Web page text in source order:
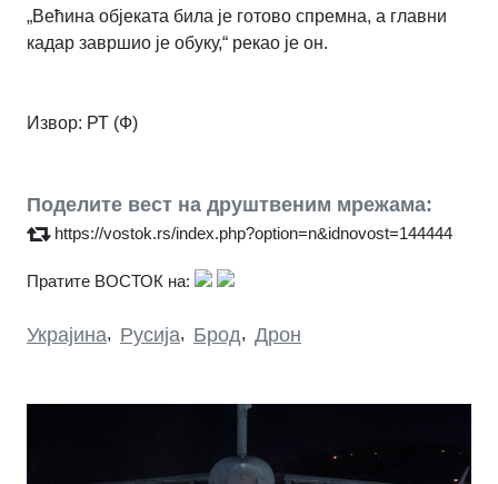
„Већина објеката била је готово спремна, а главни
кадар завршио је обуку,“ рекао је он.
Извор: РТ (Ф)
Поделите вест на друштвеним мрежама:
https://vostok.rs/index.php?option=n&idnovost=144444
Пратите ВОСТОК на:
Украјина, Русија, Брод, Дрон